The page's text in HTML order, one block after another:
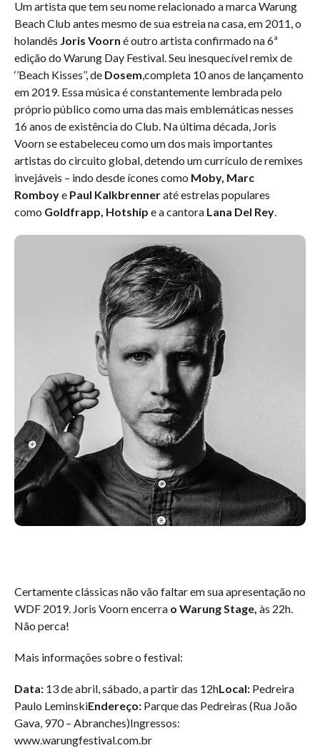
Um artista que tem seu nome relacionado a marca Warung
Beach Club antes mesmo de sua estreia na casa, em 2011, o
holandês Joris Voorn é outro artista confirmado na 6ª
edição do Warung Day Festival. Seu inesquecível remix de
‘’Beach Kisses’’, de Dosem,completa 10 anos de lançamento
em 2019. Essa música é constantemente lembrada pelo
próprio público como uma das mais emblemáticas nesses
16 anos de existência do Club. Na última década, Joris
Voorn se estabeleceu como um dos mais importantes
artistas do circuito global, detendo um currículo de remixes
invejáveis – indo desde ícones como Moby, Marc
Romboye Paul Kalkbrenneraté estrelas populares
como Goldfrapp, Hotship e a cantora Lana Del Rey.
Certamente clássicas não vão faltar em sua apresentação no
WDF 2019. Joris Voorn encerra o Warung Stage, às 22h.
Não perca!
Mais informações sobre o festival:
Data: 13 de abril, sábado, a partir das 12hLocal: Pedreira
Paulo LeminskiEndereço: Parque das Pedreiras (Rua João
Gava, 970 – Abranches)Ingressos:
www.warungfestival.com.br